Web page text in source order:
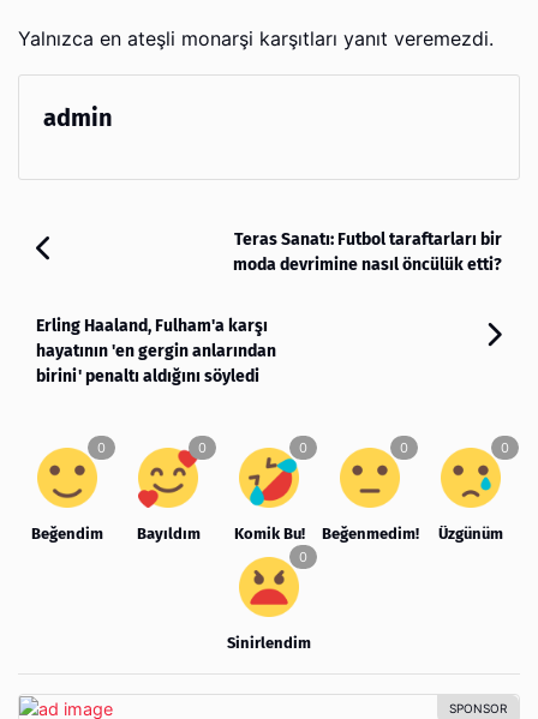
Yalnızca en ateşli monarşi karşıtları yanıt veremezdi.
admin
Teras Sanatı: Futbol taraftarları bir
moda devrimine nasıl öncülük etti?
Erling Haaland, Fulham'a karşı
hayatının 'en gergin anlarından
birini' penaltı aldığını söyledi
Beğendim Bayıldım Komik Bu! Beğenmedim! Üzgünüm
Sinirlendim